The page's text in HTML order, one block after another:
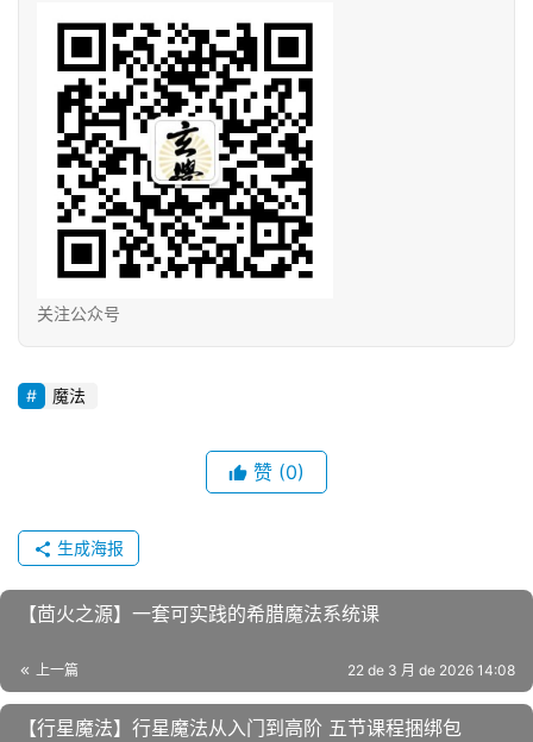
关注公众号
魔法
赞 (0)
生成海报
【茴火之源】一套可实践的希腊魔法系统课
上一篇 22 de 3 月 de 2026 14:08
【行星魔法】行星魔法从入门到高阶 五节课程捆绑包